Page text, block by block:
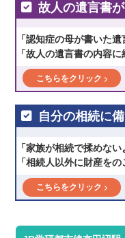
故人の遺言書
「認知症の母が書いた遺
「故人の遺言書の内容に
こちらをクリック
自分の相続に
「家族が相続で揉めな
「相続人以外に財産をの
こちらをクリック